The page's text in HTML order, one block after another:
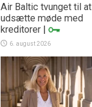
Air Baltic tvunget til at
udsætte møde med
kreditorer |
6. august 2026